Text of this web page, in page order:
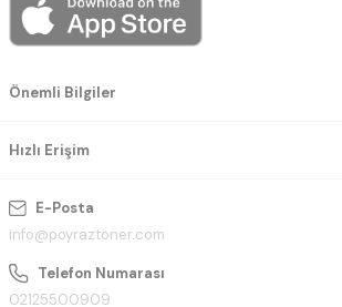
E-Posta
info@poyraztoner.com
Telefon Numarası
02125500909
Önemli Bilgiler
Hızlı Erişim